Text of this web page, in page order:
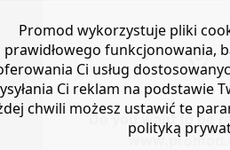
Do you want to be
Promod wykorzystuje pliki
prawidłowego funkcjonowania,
Ci usług
Ci reklam na podstawie
chwili możesz ustawić te
polityką